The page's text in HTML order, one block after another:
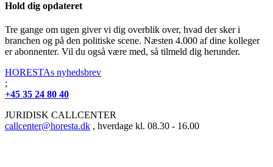
Hold dig opdateret
Tre gange om ugen giver vi dig overblik over, hvad der sker i
branchen og på den politiske scene. Næsten 4.000 af dine kolleger
er abonnenter. Vil du også være med, så tilmeld dig herunder.
HORESTAs nyhedsbrev
;
+45 35 24 80 40
JURIDISK CALLCENTER
callcenter@horesta.dk , hverdage kl. 08.30 - 16.00